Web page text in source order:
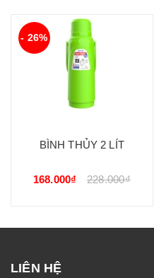
- 26%
BÌNH THỦY 2 LÍT
168.000₫ 228.000₫
LIÊN HỆ